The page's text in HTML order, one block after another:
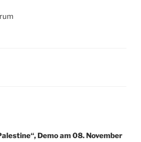
Demo am 08. November